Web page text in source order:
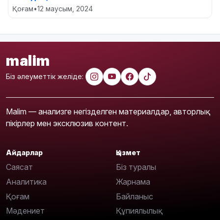
Қоғам•12 маусым, 2024
malim
Біз әлеуметтік желіде:
Malim — анализге негізделген материалдар, авторлық
пікірлер мен эксклюзив контент.
Айдарлар
Саясат
Аналитика
Қоғам
Мәдениет
Қызмет
Біз туралы
Жарнама
Байланыс
Құпиялылық